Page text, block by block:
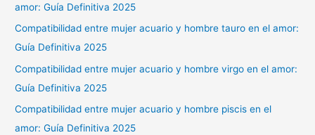
amor: Guía Definitiva 2025
Compatibilidad entre mujer acuario y hombre tauro en el amor:
Guía Definitiva 2025
Compatibilidad entre mujer acuario y hombre virgo en el amor:
Guía Definitiva 2025
Compatibilidad entre mujer acuario y hombre piscis en el
amor: Guía Definitiva 2025